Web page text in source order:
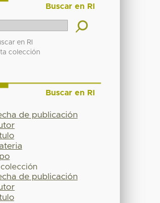
Buscar en RI
en RI
colección
Buscar en RI
de publicación
colección
de publicación